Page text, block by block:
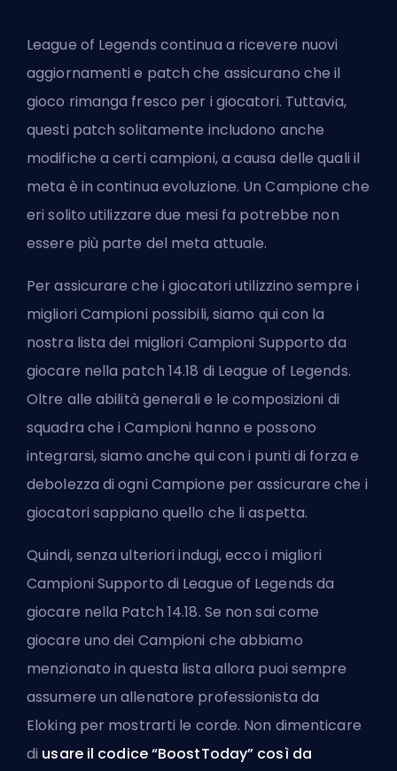
League of Legends continua a ricevere nuovi
aggiornamenti e patchche assicurano che il
gioco rimanga fresco per i giocatori. Tuttavia,
questi patch solitamente includono anche
modifiche a certi campioni, a causa delle quali il
meta è in continua evoluzione. Un Campione che
eri solito utilizzare due mesi fa potrebbe non
essere più parte del meta attuale.
Per assicurare che i giocatori utilizzino sempre i
migliori Campioni possibili, siamo qui con la
nostra lista dei migliori Campioni Supporto da
giocare nella patch 14.18 di League of Legends.
Oltre alle abilità generali e le composizioni di
squadra che i Campioni hanno e possono
integrarsi, siamo anche qui con i punti di forza e
debolezza di ogni Campione per assicurare che i
giocatori sappiano quello che li aspetta.
Quindi, senza ulteriori indugi, ecco i migliori
Campioni Supporto di League of Legends da
giocare nella Patch 14.18. Se non sai come
giocare uno dei Campioni che abbiamo
menzionato in questa lista allora puoi sempre
assumere un allenatore professionista da
Eloking per mostrarti le corde. Non dimenticare
di usare il codice “BoostToday” così da